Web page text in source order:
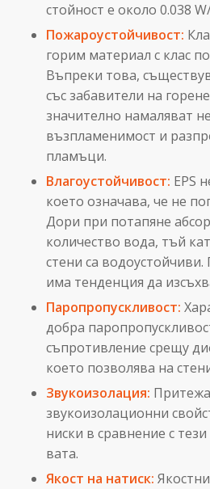
стойност е около 0.038
Пожароустойчивост:
горим материал с клас
Въпреки това,
със забавители на
значително намаляват
възпламенимост и
пламъци.
Влагоустойчивост: EPS
което означава, че не
Дори при потапяне
количество вода, тъй
стени са
има тенденция да
Паропропускливост:
добра
съпротивление срещу
което позволява на
Звукоизолация:
звукоизолационни
ниски в сравнение с
вата.
Якост на натиск: